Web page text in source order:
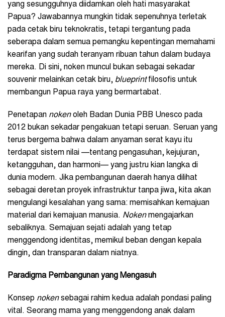
yang sesungguhnya diidamkan oleh hati masyarakat
Papua? Jawabannya mungkin tidak sepenuhnya terletak
pada cetak biru teknokratis, tetapi tergantung pada
seberapa dalam semua pemangku kepentingan memahami
kearifan yang sudah teranyam ribuan tahun dalam budaya
mereka. Di sini, noken muncul bukan sebagai sekadar
souvenir melainkan cetak biru, blueprintfilosofis untuk
membangun Papua raya yang bermartabat.
Penetapan nokenoleh Badan Dunia PBB Unesco pada
2012 bukan sekadar pengakuan tetapi seruan. Seruan yang
terus bergema bahwa dalam anyaman serat kayu itu
terdapat sistem nilai —tentang pengasuhan, kejujuran,
ketangguhan, dan harmoni— yang justru kian langka di
dunia modern. Jika pembangunan daerah hanya dilihat
sebagai deretan proyek infrastruktur tanpa jiwa, kita akan
mengulangi kesalahan yang sama: memisahkan kemajuan
material dari kemajuan manusia. Nokenmengajarkan
sebaliknya. Semajuan sejati adalah yang tetap
menggendong identitas, memikul beban dengan kepala
dingin, dan transparan dalam niatnya.
Paradigma Pembangunan yang Mengasuh
Konsep nokensebagai rahim kedua adalah pondasi paling
vital. Seorang mama yang menggendong anak dalam